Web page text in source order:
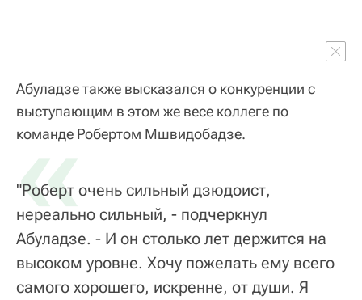
Абуладзе также высказался о конкуренции с
выступающим в этом же весе коллеге по
команде Робертом Мшвидобадзе.
«
"Роберт очень сильный дзюдоист,
нереально сильный, - подчеркнул
Абуладзе. - И он столько лет держится на
высоком уровне. Хочу пожелать ему всего
самого хорошего, искренне, от души. Я